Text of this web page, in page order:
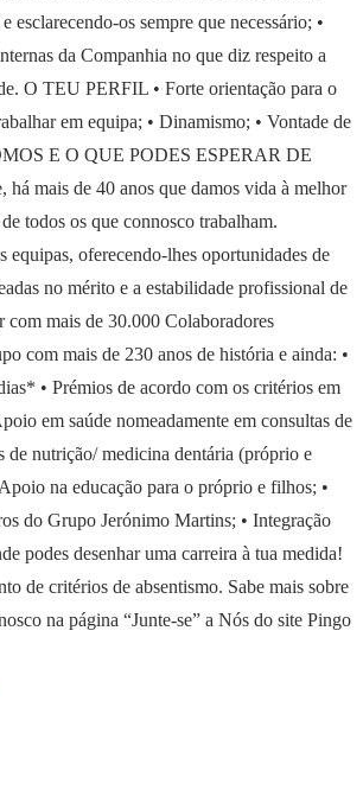
esclarecendo-os sempre que necessário; •
da Companhia no que diz respeito a
O TEU PERFIL • Forte orientação para o
em equipa; • Dinamismo; • Vontade de
E O QUE PODES ESPERAR DE
mais de 40 anos que damos vida à melhor
todos os que connosco trabalham.
equipas, oferecendo-lhes oportunidades de
no mérito e a estabilidade profissional de
com mais de 30.000 Colaboradores
com mais de 230 anos de história e ainda: •
• Prémios de acordo com os critérios em
em saúde nomeadamente em consultas de
de nutrição/ medicina dentária (próprio e
na educação para o próprio e filhos; •
do Grupo Jerónimo Martins; • Integração
podes desenhar uma carreira à tua medida!
de critérios de absentismo. Sabe mais sobre
na página “Junte-se” a Nós do site Pingo